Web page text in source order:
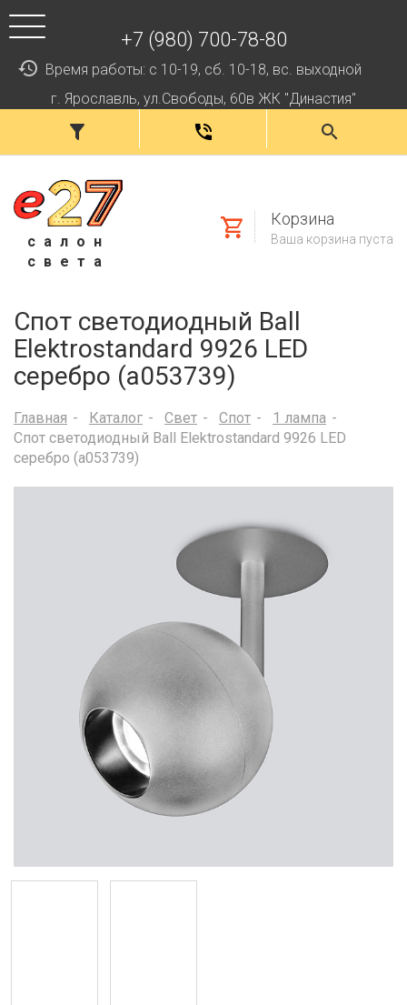
+7 (980) 700-78-80
Время работы: с 10-19, сб. 10-18, вс. выходной
г. Ярославль, ул.Свободы, 60в ЖК "Династия"
салон
света
Корзина
Ваша корзина пуста
Спот светодиодный Ball
Elektrostandard 9926 LED
серебро (a053739)
Главная Каталог Свет Спот
1 лампа
Спот светодиодный Ball Elektrostandard 9926 LED
серебро (a053739)